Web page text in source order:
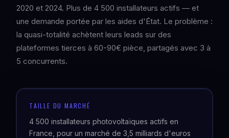
2020 et 2024. Plus de 4 500 installateurs actifs — et
une demande portée par les aides d'État. Le problème :
la quasi-totalité achètent leurs leads sur des
plateformes tierces à 60-90€ pièce, partagés avec 3 à
5 concurrents.
TAILLE DU MARCHÉ
4 500 installateurs photovoltaïques actifs en
France, pour un marché de 3,5 milliards d'euros